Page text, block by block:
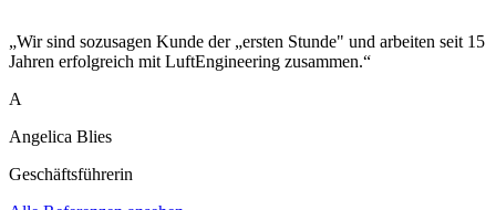
„Wir sind sozusagen Kunde der „ersten Stunde" und arbeiten seit 15
Jahren erfolgreich mit LuftEngineering zusammen.“
A
Angelica Blies
Geschäftsführerin